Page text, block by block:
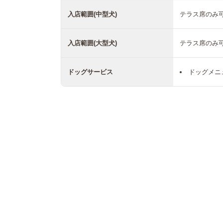
入店範囲(中型犬) テラス席のみ
入店範囲(大型犬) テラス席のみ
ドッグサービス ドッグメ